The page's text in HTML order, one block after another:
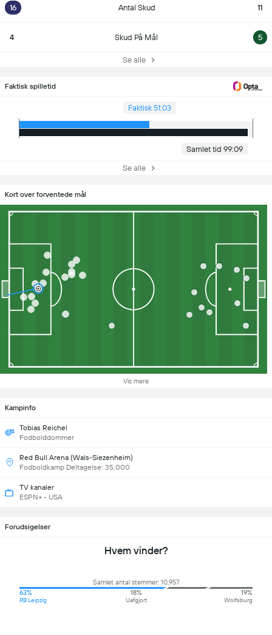
16 Antal Skud 11
4 Skud På Mål 5
Se alle
Faktisk spilletid
Faktisk 51:03
Samlet tid 99:09
Se alle
Kort over forventede mål
Vis mere
Kampinfo
Tobias Reichel
Fodbolddommer
Red Bull Arena (Wals-Siezenheim)
Fodboldkamp Deltagelse: 35,000
TV kanaler
ESPN+ - USA
Forudsigelser
Hvem vinder?
Samlet antal stemmer: 10,957
63%
RB Leipzig
18%
Uafgjort
19%
Wolfsburg